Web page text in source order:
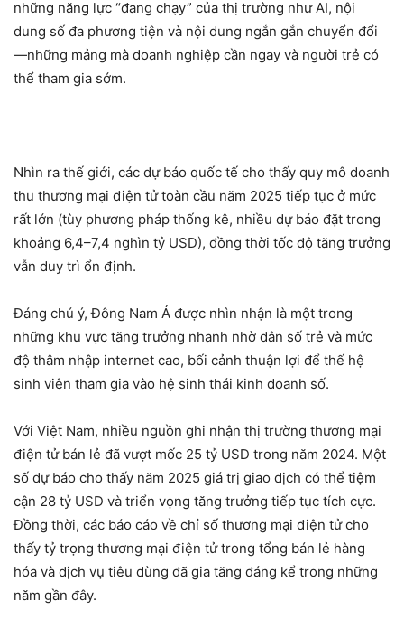
những năng lực “đang chạy” của thị trường như AI, nội
dung số đa phương tiện và nội dung ngắn gắn chuyển đổi
—những mảng mà doanh nghiệp cần ngay và người trẻ có
thể tham gia sớm.
Nhìn ra thế giới, các dự báo quốc tế cho thấy quy mô doanh
thu thương mại điện tử toàn cầu năm 2025 tiếp tục ở mức
rất lớn (tùy phương pháp thống kê, nhiều dự báo đặt trong
khoảng 6,4–7,4 nghìn tỷ USD), đồng thời tốc độ tăng trưởng
vẫn duy trì ổn định.
Đáng chú ý, Đông Nam Á được nhìn nhận là một trong
những khu vực tăng trưởng nhanh nhờ dân số trẻ và mức
độ thâm nhập internet cao, bối cảnh thuận lợi để thế hệ
sinh viên tham gia vào hệ sinh thái kinh doanh số.
Với Việt Nam, nhiều nguồn ghi nhận thị trường thương mại
điện tử bán lẻ đã vượt mốc 25 tỷ USD trong năm 2024. Một
số dự báo cho thấy năm 2025 giá trị giao dịch có thể tiệm
cận 28 tỷ USD và triển vọng tăng trưởng tiếp tục tích cực.
Đồng thời, các báo cáo về chỉ số thương mại điện tử cho
thấy tỷ trọng thương mại điện tử trong tổng bán lẻ hàng
hóa và dịch vụ tiêu dùng đã gia tăng đáng kể trong những
năm gần đây.